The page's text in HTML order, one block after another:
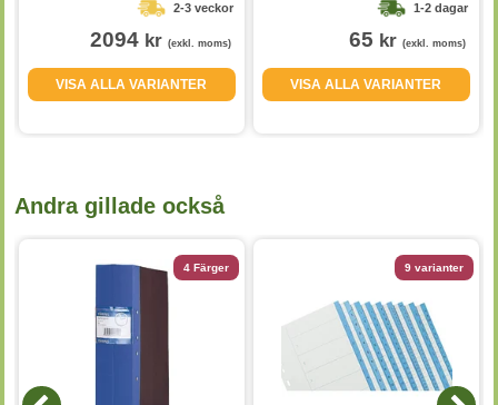
2-3 veckor
2094 kr (exkl. moms)
VISA ALLA VARIANTER
1-2 dagar
65 kr (exkl. moms)
VISA ALLA VARIANTER
Andra gillade också
4 Färger 9 varianter